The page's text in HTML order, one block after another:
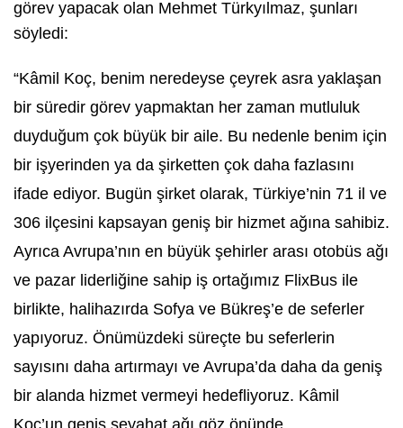
görev yapacak olan Mehmet Türkyılmaz, şunları
söyledi:
“Kâmil Koç, benim neredeyse çeyrek asra yaklaşan
bir süredir görev yapmaktan her zaman mutluluk
duyduğum çok büyük bir aile. Bu nedenle benim için
bir işyerinden ya da şirketten çok daha fazlasını
ifade ediyor. Bugün şirket olarak, Türkiye’nin 71 il ve
306 ilçesini kapsayan geniş bir hizmet ağına sahibiz.
Ayrıca Avrupa’nın en büyük şehirler arası otobüs ağı
ve pazar liderliğine sahip iş ortağımız FlixBus ile
birlikte, halihazırda Sofya ve Bükreş’e de seferler
yapıyoruz. Önümüzdeki süreçte bu seferlerin
sayısını daha artırmayı ve Avrupa’da daha da geniş
bir alanda hizmet vermeyi hedefliyoruz. Kâmil
Koç’un geniş seyahat ağı göz önünde